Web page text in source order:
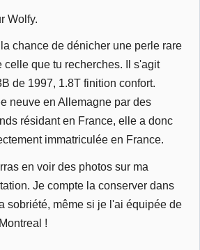
Wolfy.
chance de dénicher une perle rare
celle que tu recherches. Il s'agit
de 1997, 1.8T finition confort.
neuve en Allemagne par des
résidant en France, elle a donc
immatriculée en France.
en voir des photos sur ma
Je compte la conserver dans
sobriété, même si je l'ai équipée de
!